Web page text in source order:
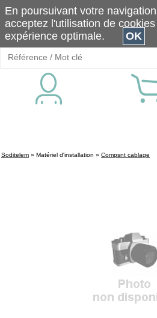
Soditelem » Matériel d'installation » Compsnt cablage
En poursuivant votre
acceptez l'utilisation de
expérience optimale.
OK